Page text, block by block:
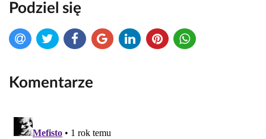
Podziel się
Komentarze